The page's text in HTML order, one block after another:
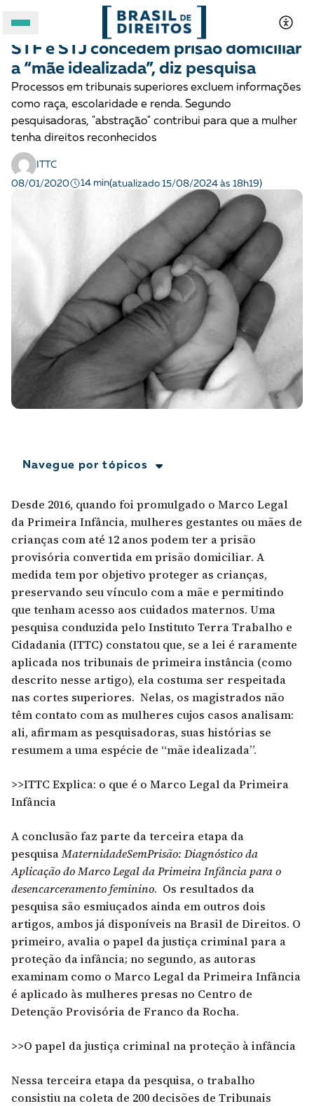
A BRASIL DE DIREITOS
FORMATOS
Apoie a Brasil de Direitos
A [BD] conta as histórias de quem defende
direitos humanos no Brasil. Para continuar,
esse trabalho precisa da sua doação!
VEJA COMO APOIAR!
JUSTIÇA CRIMINAL
Notícias
STF e STJ concedem prisão domiciliar
a “mãe idealizada”, diz pesquisa
Processos em tribunais superiores excluem informações
como raça, escolaridade e renda. Segundo
pesquisadoras, "abstração" contribui para que a mulher
tenha direitos reconhecidos
ITTC
08/01/2020
14 min(atualizado 15/08/2024 às 18h19)
Navegue por tópicos
Desde 2016, quando foi promulgado o Marco Legal
da Primeira Infância, mulheres gestantes ou mães de
crianças com até 12 anos podem ter a prisão
provisória convertida em prisão domiciliar. A
medida tem por objetivo proteger as crianças,
preservando seu vínculo com a mãe e permitindo
que tenham acesso aos cuidados maternos. Uma
pesquisa conduzida pelo Instituto Terra Trabalho e
Cidadania (ITTC) constatou que, se a lei é raramente
aplicada nos tribunais de primeira instância (como
descrito nesse artigo), ela costuma ser respeitada
nas cortes superiores. Nelas, os magistrados não
têm contato com as mulheres cujos casos analisam:
ali, afirmam as pesquisadoras, suas histórias se
resumem a uma espécie de “mãe idealizada”.
>>ITTC Explica: o que é o Marco Legal da Primeira
Infância
A conclusão faz parte da terceira etapa da
pesquisaMaternidadeSemPrisão: Diagnóstico da
Aplicação do Marco Legal da Primeira Infância para o
desencarceramento feminino. Os resultados da
pesquisa são esmiuçados ainda em outros dois
artigos, ambos já disponíveis na Brasil de Direitos. O
primeiro, avalia o papel da justiça criminal para a
proteção da infância; no segundo, as autoras
examinam como o Marco Legal da Primeira Infância
é aplicado às mulheres presas no Centro de
Detenção Provisória de Franco da Rocha.
>>O papel da justiça criminal na proteção à infância
Nessa terceira etapa da pesquisa, o trabalho
consistiu na coleta de 200 decisões de Tribunais